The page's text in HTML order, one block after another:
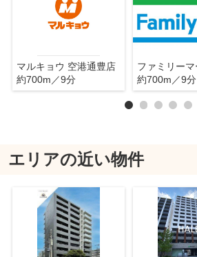
マルキョウ 空港通豊店
約700m／9分
約700m／9分
エリアの近い物件